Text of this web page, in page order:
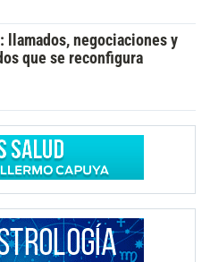
llamados, negociaciones y
que se reconfigura